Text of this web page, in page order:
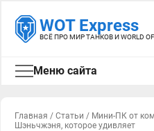
WOT Express
ВСЁ ПРО МИР ТАНКОВ И WORLD OF
Меню сайта
Главная / Статьи / Мини-ПК от
Шэньчжэня, которое удивляет